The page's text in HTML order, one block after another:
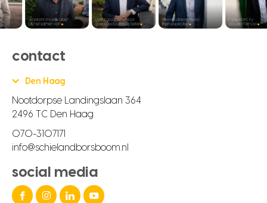
contact
Den Haag
Nootdorpse Landingslaan 364
2496 TC Den Haag
070-3107171
info@schielandborsboom.nl
social media